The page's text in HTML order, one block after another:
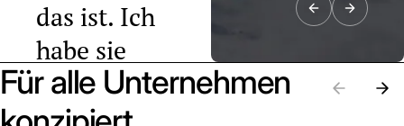
das ist. Ich
habe sie
bereits an
zehn
Für alle Unternehmen